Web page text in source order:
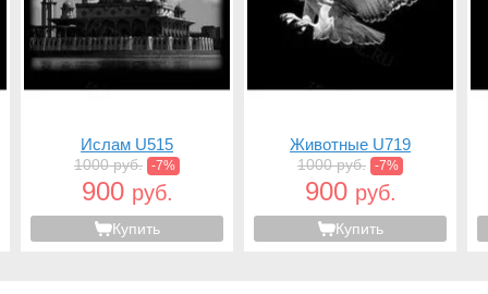
Ислам U515
1000 руб. -7%
900 руб.
Купить
Животные U719
1000 руб. -7%
900 руб.
Купить